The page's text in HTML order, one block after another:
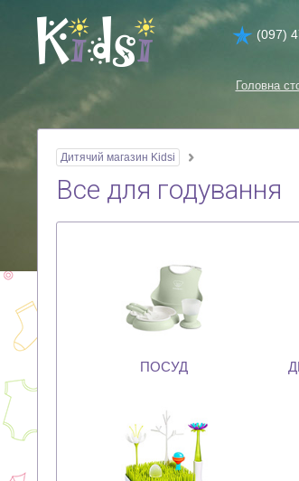
(097)
Головна
Дитячий магазин Kidsi
Все для годування
ПОСУД